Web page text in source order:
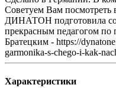
Советуем Вам посмотреть
ДИНАТОН подготовила
прекрасным педагогом
Братецким - https://
garmonika-s-chego-i-kak-
Характеристики